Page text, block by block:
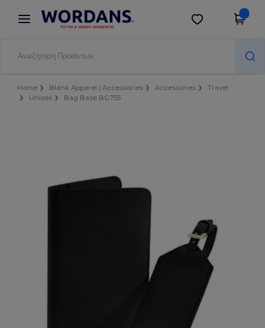
× Εφαρμογή Wordans
Καλύτερες τιμές στην εφαρμογή!
Λήψη app
Home Blank Apparel | Accessories Accessories
Travel
Unisex
Bag Base BG755